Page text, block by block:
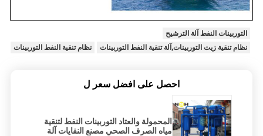
التوربينات النفط آلة الترشيح
نظام تنقية زيت التوربينات,آلة تنقية النفط التوربينات
نظام تنقية النفط التوربينات
احصل على افضل سعر ل
المحمولة والعتاد التوربينات النفط لتنقية
مياه الصرف الصحي مصنع النفايات آلة